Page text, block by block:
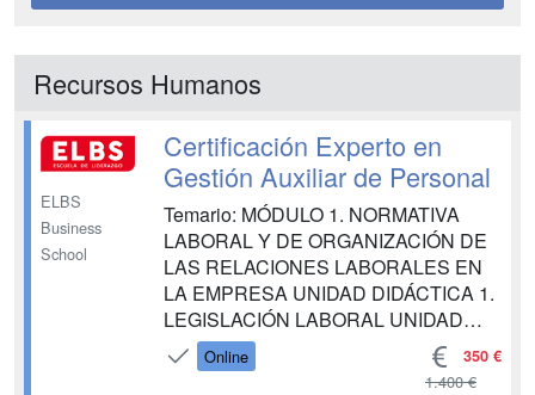
Recursos Humanos
ELBS
Business
School
Certificación Experto en
Gestión Auxiliar de Personal
Temario: MÓDULO 1. NORMATIVA
LABORAL Y DE ORGANIZACIÓN DE
LAS RELACIONES LABORALES EN
LA EMPRESA UNIDAD DIDÁCTICA 1.
LEGISLACIÓN LABORAL UNIDAD
DIDÁCTICA 2. FUENTES DEL
DERECHO LABORAL UNIDAD
Online 350 €
1.400 €